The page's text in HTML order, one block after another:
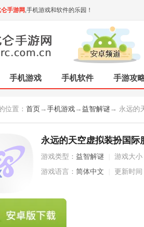
手游网,手机游戏和软件的乐园！
手机游戏 手机软件 手游攻
位置： 首页 → 手机游戏 → 益智解谜 → 永远的
永远的天空虚拟装扮国际
游戏类型： 益智解谜 游戏大小
游戏语言： 简体中文 更新时间